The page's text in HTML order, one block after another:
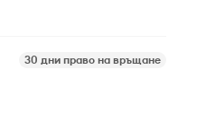
30 дни право на връщане